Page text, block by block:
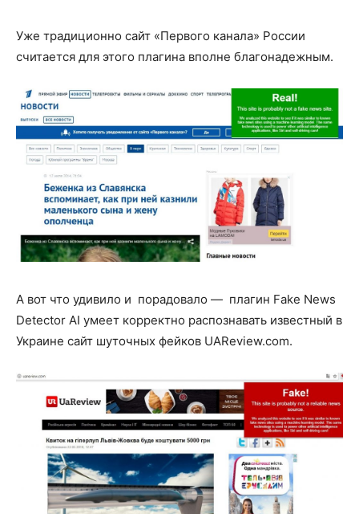
Уже традиционно сайт «Первого канала» России
считается для этого плагина вполне благонадежным.
А вот что удивило и порадовало — плагин Fake News
Detector AI умеет корректно распознавать известный в
Украине сайт шуточных фейков UAReview.com.